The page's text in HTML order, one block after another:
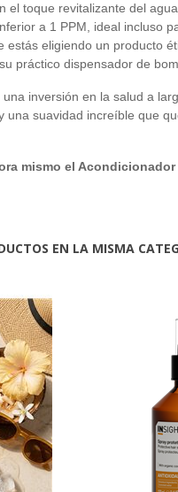
el toque revitalizante del
a 1 PPM, ideal incluso
eligiendo un producto
práctico dispensador de
inversión en la salud a
suavidad increíble que
mismo el
EN LA MISMA